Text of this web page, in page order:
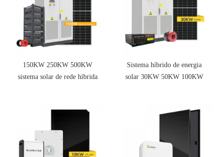
150KW 250KW 500KW
sistema solar de rede híbrida
Sistema híbrido de energia
solar 30KW 50KW 100KW